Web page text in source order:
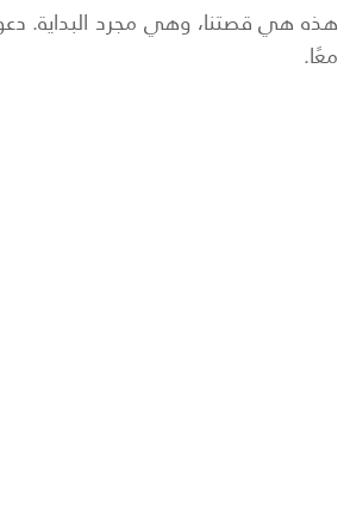
هذه هي قصتنا، وهي مجرد البداية.
معًا.